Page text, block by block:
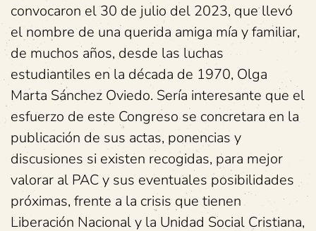
convocaron el 30 de julio del 2023, que llevó
el nombre de una querida amiga mía y familiar,
de muchos años, desde las luchas
estudiantiles en la década de 1970, Olga
Marta Sánchez Oviedo. Sería interesante que el
esfuerzo de este Congreso se concretara en la
publicación de sus actas, ponencias y
discusiones si existen recogidas, para mejor
valorar al PAC y sus eventuales posibilidades
próximas, frente a la crisis que tienen
Liberación Nacional y la Unidad Social Cristiana,